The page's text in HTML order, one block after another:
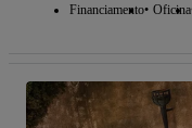
Financiamento Oficina